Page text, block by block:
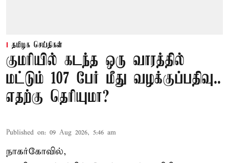
தமிழக செய்திகள்
குமரியில் கடந்த ஒரு வாரத்தில்
மட்டும் 107 பேர் மீது வழக்குப்பதிவு..
எதற்கு தெரியுமா?
Published on: 09 Aug 2026, 5:46 am
நாகர்கோவில்,